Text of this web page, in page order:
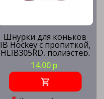
Шнурки для коньков
IB Hockey с пропиткой,
HLIB305RD, полиэстер,
305см, красный
14.00 р